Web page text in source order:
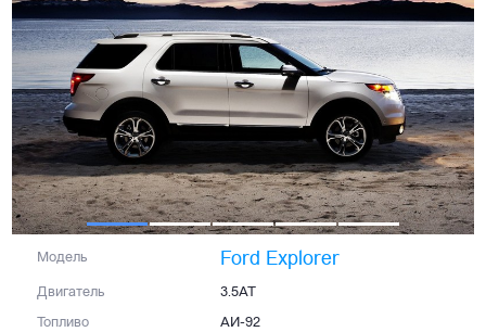
Модель Ford Explorer
Двигатель 3.5AT
Топливо АИ-92